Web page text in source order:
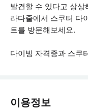
발견할 수 있다고 상상
라다줄에서 스쿠터 다
트를 방문해보세요.
다이빙 자격증과 스쿠
이용정보